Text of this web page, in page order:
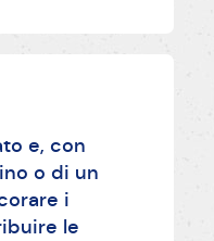
e, con
o di un
i
le